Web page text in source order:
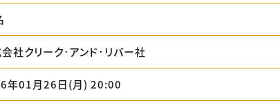
社クリーク･アンド･リバー社
年01月26日(月) 20:00